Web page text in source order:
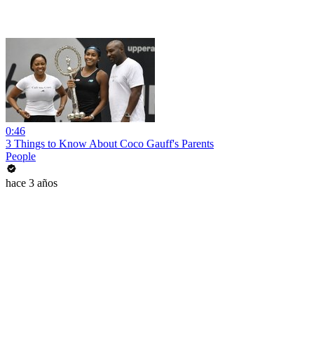
0:46
3 Things to Know About Coco Gauff's Parents
People
hace 3 años